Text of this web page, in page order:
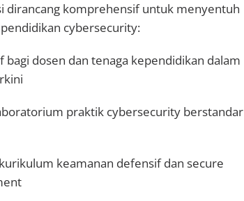
dirancang komprehensif untuk menyentuh
cybersecurity:
bagi dosen dan tenaga kependidikan dalam
praktik cybersecurity berstandar
keamanan defensif dan secure